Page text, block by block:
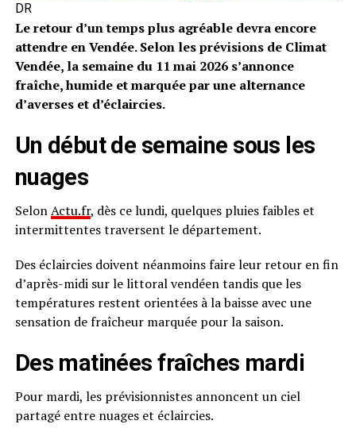
DR
Le retour d’un temps plus agréable devra encore
attendre en Vendée. Selon les prévisions de Climat
Vendée, la semaine du 11 mai 2026 s’annonce
fraîche, humide et marquée par une alternance
d’averses et d’éclaircies.
Un début de semaine sous les
nuages
SelonActu.fr, dès ce lundi, quelques pluies faibles et
intermittentes traversent le département.
Des éclaircies doivent néanmoins faire leur retour en fin
d’après-midi sur le littoral vendéen tandis que les
températures restent orientées à la baisse avec une
sensation de fraîcheur marquée pour la saison.
Des matinées fraîches mardi
Pour mardi, les prévisionnistes annoncent un ciel
partagé entre nuages et éclaircies.